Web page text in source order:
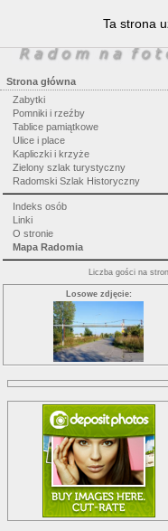
Strona główna
Zabytki
Pomniki i rzeźby
Tablice pamiątkowe
Ulice i place
Kapliczki i krzyże
Zielony szlak turystyczny
Radomski Szlak Historyczny
Indeks osób
Linki
O stronie
Mapa Radomia
Liczba gości na
Losowe zdjęcie:
Ta strona